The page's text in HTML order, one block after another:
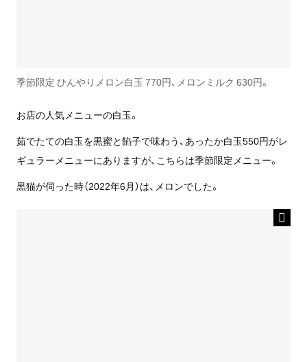
季節限定 ひんやりメロン白玉 770円、メロンミルク 630円。
お店の人気メニューの白玉。
茹でたての白玉を黒蜜と餡子で味わう、あったか白玉550円がレ
ギュラーメニューにありますが、こちらは季節限定メニュー。
黒猫が伺った時（2022年6月）は、メロンでした。